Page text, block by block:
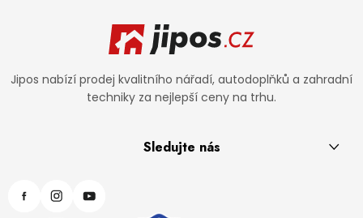
Jipos nabízí prodej kvalitního nářadí, autodoplňků a zahradní
techniky za nejlepší ceny na trhu.
Sledujte nás